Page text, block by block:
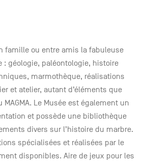
famille ou entre amis la fabuleuse
: géologie, paléontologie, histoire
marmothèque, réalisations
et atelier, autant d’éléments que
MAGMA. Le Musée est également un
et possède une bibliothèque
divers sur l’histoire du marbre.
spécialisées et réalisées par le
disponibles. Aire de jeux pour les